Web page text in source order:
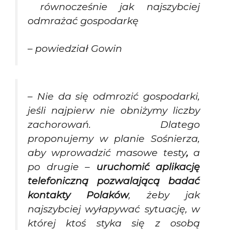
równocześnie jak najszybciej
odmrażać gospodarkę
– powiedział Gowin
– Nie da się odmrozić gospodarki,
jeśli najpierw nie obniżymy liczby
zachorowań. Dlatego
proponujemy w planie Sośnierza,
aby wprowadzić masowe testy, a
po drugie – uruchomić aplikację
telefoniczną pozwalającą badać
kontakty Polaków, żeby jak
najszybciej wyłapywać sytuację, w
której ktoś styka się z osobą